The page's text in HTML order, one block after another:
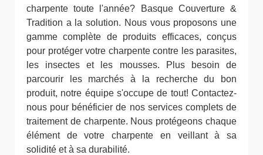
charpente toute l'année? Basque Couverture &
Tradition a la solution. Nous vous proposons une
gamme complète de produits efficaces, conçus
pour protéger votre charpente contre les parasites,
les insectes et les mousses. Plus besoin de
parcourir les marchés à la recherche du bon
produit, notre équipe s'occupe de tout! Contactez-
nous pour bénéficier de nos services complets de
traitement de charpente. Nous protégeons chaque
élément de votre charpente en veillant à sa
solidité et à sa durabilité.